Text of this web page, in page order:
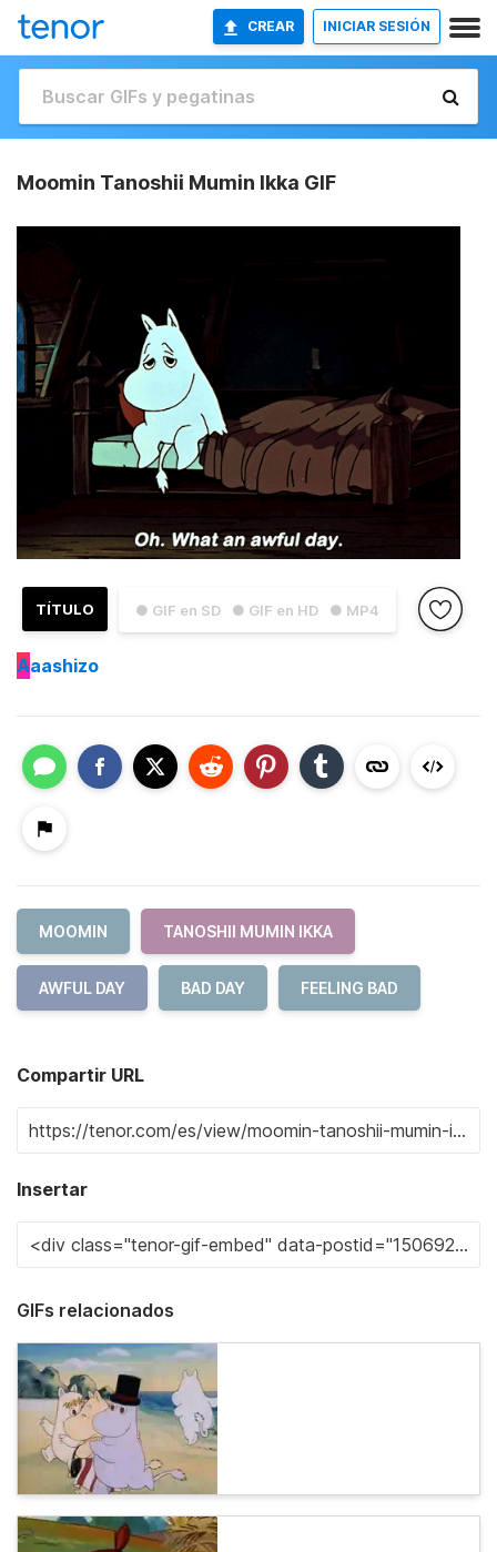
CREAR INICIAR SESIÓN
Moomin Tanoshii Mumin Ikka GIF
● GIF en SD ● GIF en HD ● MP4
TÍTULO
Aaashizo
MOOMIN TANOSHII MUMIN IKKA
AWFUL DAY BAD DAY FEELING BAD
Compartir URL
Insertar
GIFs relacionados